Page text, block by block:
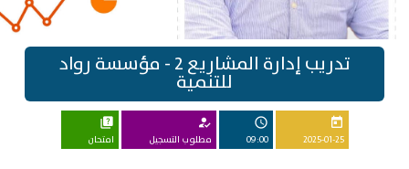
تدريب إدارة المشاريع 2 - مؤسسة رواد
للتنمية
today
2025-01-25
schedule
09:00
how_to_reg
مطلوب التسجيل
quiz
امتحان